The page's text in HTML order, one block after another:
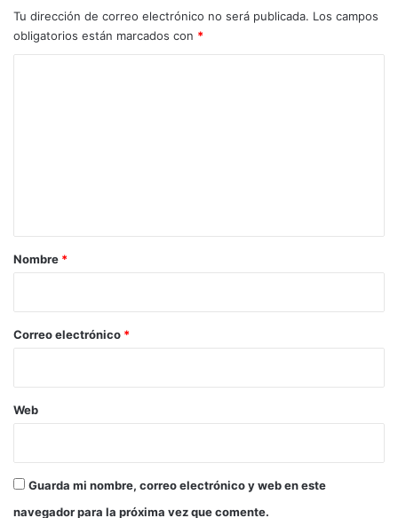
Tu dirección de correo electrónico no será publicada. Los campos
obligatorios están marcados con *
r
*
Nombre *
Correo electrónico *
Web
Guarda mi nombre, correo electrónico y web en este
navegador para la próxima vez que comente.